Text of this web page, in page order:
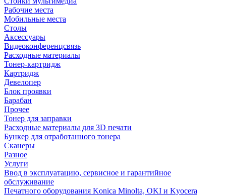
Рабочие места
Мобильные места
Столы
Аксессуары
Видеоконференцсвязь
Расходные материалы
Тонер-картридж
Картридж
Девелопер
Блок проявки
Барабан
Прочее
Тонер для заправки
Расходные материалы для 3D печати
Бункер для отработанного тонера
Сканеры
Разное
Услуги
Ввод в эксплуатацию, сервисное и гарантийное
обслуживание
Печатного оборудования Konica Minolta, OKI и Kyocera